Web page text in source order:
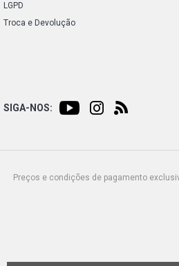
LGPD
Troca e Devolução
SIGA-NOS:
Preços e condições de pagamento